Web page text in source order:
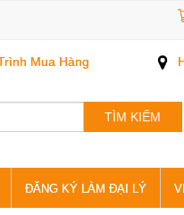
Mua Hàng
TÌM KIẾM
ĐĂNG KÝ LÀM ĐẠI LÝ